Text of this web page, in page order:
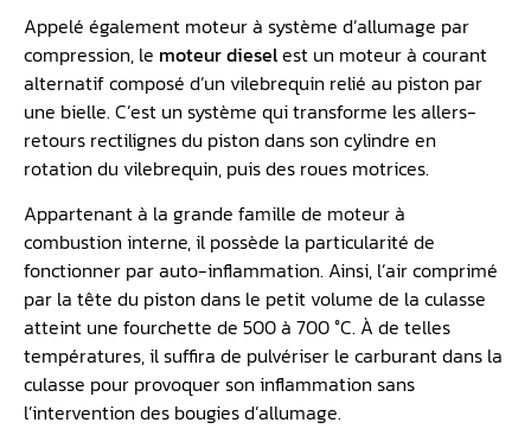
Appelé également moteur à système d’allumage par
compression, le moteur dieselest un moteur à courant
alternatif composé d’un vilebrequin relié au piston par
une bielle. C’est un système qui transforme les allers-
retours rectilignes du piston dans son cylindre en
rotation du vilebrequin, puis des roues motrices.
Appartenant à la grande famille de moteur à
combustion interne, il possède la particularité de
fonctionner par auto-inflammation. Ainsi, l’air comprimé
par la tête du piston dans le petit volume de la culasse
atteint une fourchette de 500 à 700 °C. À de telles
températures, il suffira de pulvériser le carburant dans la
culasse pour provoquer son inflammation sans
l’intervention des bougies d’allumage.